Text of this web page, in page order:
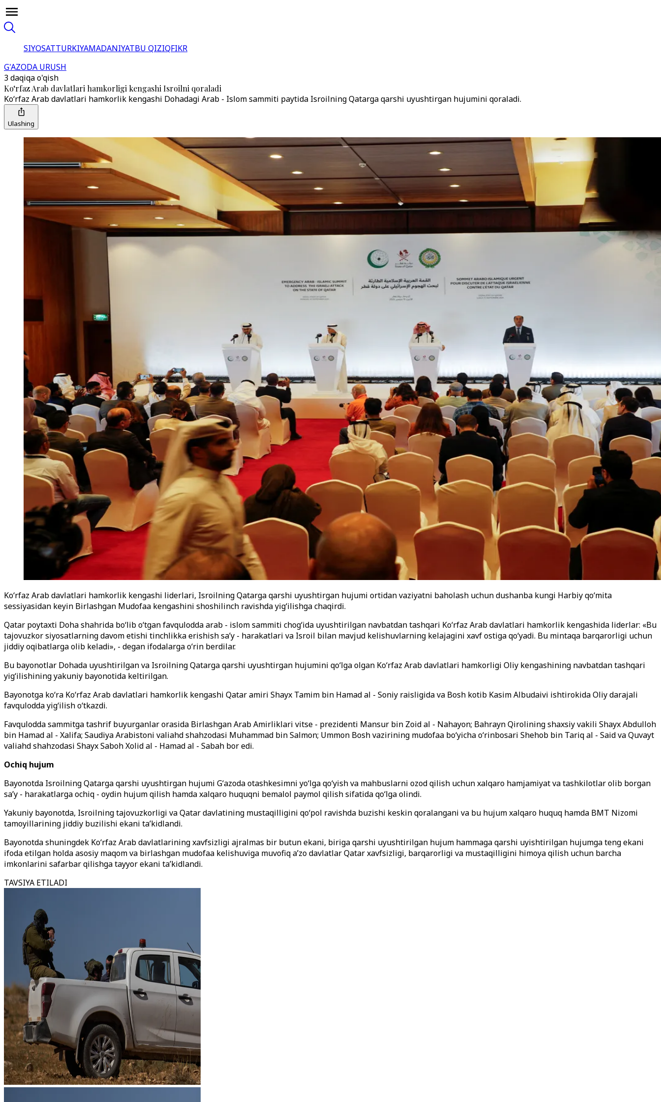
SIYOSATTURKIYAMADANIYATBU QIZIQFIKR
G'AZODA URUSH
3 daqiqa o'qish
Ko‘rfaz Arab davlatlari hamkorligi kengashi Isroilni qoraladi
Ko‘rfaz Arab davlatlari hamkorlik kengashi Dohadagi Arab - Islom sammiti paytida Isroilning Qatarga qarshi uyushtirgan hujumini qoraladi.
Ulashing
Ko‘rfaz Arab davlatlari hamkorlik kengashi liderlari, Isroilning Qatarga qarshi uyushtirgan hujumi ortidan vaziyatni baholash uchun dushanba kungi Harbiy qo‘mita
sessiyasidan keyin Birlashgan Mudofaa kengashini shoshilinch ravishda yig‘ilishga chaqirdi.
Qatar poytaxti Doha shahrida bo‘lib o‘tgan favqulodda arab - islom sammiti chog‘ida uyushtirilgan navbatdan tashqari Ko‘rfaz Arab davlatlari hamkorlik kengashida liderlar: «Bu
tajovuzkor siyosatlarning davom etishi tinchlikka erishish sa’y - harakatlari va Isroil bilan mavjud kelishuvlarning kelajagini xavf ostiga qo‘yadi. Bu mintaqa barqarorligi uchun
jiddiy oqibatlarga olib keladi», - degan ifodalarga o‘rin berdilar.
Bu bayonotlar Dohada uyushtirilgan va Isroilning Qatarga qarshi uyushtirgan hujumini qo‘lga olgan Ko‘rfaz Arab davlatlari hamkorligi Oliy kengashining navbatdan tashqari
yigʻilishining yakuniy bayonotida keltirilgan.
Bayonotga ko‘ra Ko‘rfaz Arab davlatlari hamkorlik kengashi Qatar amiri Shayx Tamim bin Hamad al - Soniy raisligida va Bosh kotib Kasim Albudaivi ishtirokida Oliy darajali
favqulodda yig‘ilish o‘tkazdi.
Favqulodda sammitga tashrif buyurganlar orasida Birlashgan Arab Amirliklari vitse - prezidenti Mansur bin Zoid al - Nahayon; Bahrayn Qirolining shaxsiy vakili Shayx Abdulloh
bin Hamad al - Xalifa; Saudiya Arabistoni valiahd shahzodasi Muhammad bin Salmon; Ummon Bosh vazirining mudofaa bo‘yicha o‘rinbosari Shehob bin Tariq al - Said va Quvayt
valiahd shahzodasi Shayx Saboh Xolid al - Hamad al - Sabah bor edi.
Ochiq hujum
Bayonotda Isroilning Qatarga qarshi uyushtirgan hujumi Gʻazoda otashkesimni yo‘lga qo‘yish va mahbuslarni ozod qilish uchun xalqaro hamjamiyat va tashkilotlar olib borgan
sa’y - harakatlarga ochiq - oydin hujum qilish hamda xalqaro huquqni bemalol paymol qilish sifatida qo‘lga olindi.
Yakuniy bayonotda, Isroilning tajovuzkorligi va Qatar davlatining mustaqilligini qo‘pol ravishda buzishi keskin qoralangani va bu hujum xalqaro huquq hamda BMT Nizomi
tamoyillarining jiddiy buzilishi ekani ta’kidlandi.
Bayonotda shuningdek Ko‘rfaz Arab davlatlarining xavfsizligi ajralmas bir butun ekani, biriga qarshi uyushtirilgan hujum hammaga qarshi uyishtirilgan hujumga teng ekani
ifoda etilgan holda asosiy maqom va birlashgan mudofaa kelishuviga muvofiq aʼzo davlatlar Qatar xavfsizligi, barqarorligi va mustaqilligini himoya qilish uchun barcha
imkonlarini safarbar qilishga tayyor ekani taʼkidlandi.
TAVSIYA ETILADI